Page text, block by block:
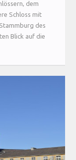
dem
Schloss mit
des
Blick auf die